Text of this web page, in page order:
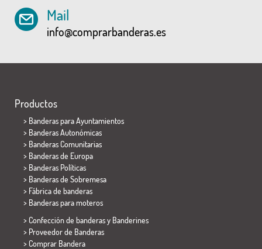
Mail
info@comprarbanderas.es
Productos
> Banderas para Ayuntamientos
> Banderas Autonómicas
> Banderas Comunitarias
> Banderas de Europa
> Banderas Políticas
> Banderas de Sobremesa
> Fábrica de banderas
> Banderas para moteros
> Confección de banderas y Banderines
> Proveedor de Banderas
> Comprar Bandera